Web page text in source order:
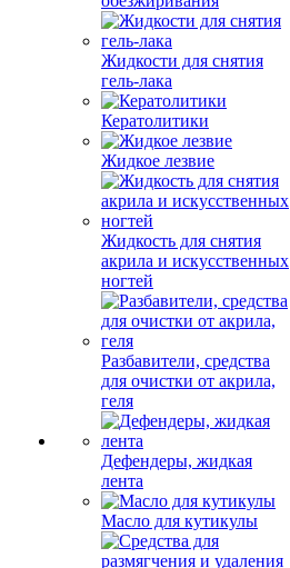
Жидкости для снятия
гель-лака
Кератолитики
Жидкое лезвие
Жидкость для снятия
акрила и искусственных
ногтей
Разбавители, средства
для очистки от акрила,
геля
Дефендеры, жидкая
лента
Масло для кутикулы